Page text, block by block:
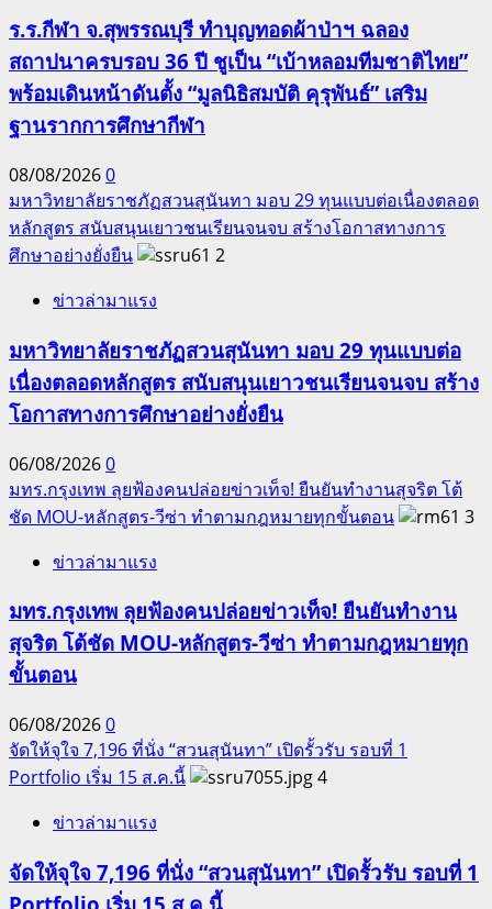
ร.ร.กีฬา จ.สุพรรณบุรี ทำบุญทอดผ้าป่าฯ ฉลอง
สถาปนาครบรอบ 36 ปี ชูเป็น “เบ้าหลอมทีมชาติไทย”
พร้อมเดินหน้าดันตั้ง “มูลนิธิสมบัติ คุรุพันธ์” เสริม
ฐานรากการศึกษากีฬา
08/08/20260
มหาวิทยาลัยราชภัฏสวนสุนันทา มอบ 29 ทุนแบบต่อเนื่องตลอด
หลักสูตร สนับสนุนเยาวชนเรียนจนจบ สร้างโอกาสทางการ
ศึกษาอย่างยั่งยืน
2
ข่าวล่ามาแรง
มหาวิทยาลัยราชภัฏสวนสุนันทา มอบ 29 ทุนแบบต่อ
เนื่องตลอดหลักสูตร สนับสนุนเยาวชนเรียนจนจบ สร้าง
โอกาสทางการศึกษาอย่างยั่งยืน
06/08/20260
มทร.กรุงเทพ ลุยฟ้องคนปล่อยข่าวเท็จ! ยืนยันทำงานสุจริต โต้
ชัด MOU-หลักสูตร-วีซ่า ทำตามกฎหมายทุกขั้นตอน
3
ข่าวล่ามาแรง
มทร.กรุงเทพ ลุยฟ้องคนปล่อยข่าวเท็จ! ยืนยันทำงาน
สุจริต โต้ชัด MOU-หลักสูตร-วีซ่า ทำตามกฎหมายทุก
ขั้นตอน
06/08/20260
จัดให้จุใจ 7,196 ที่นั่ง “สวนสุนันทา” เปิดรั้วรับ รอบที่ 1
Portfolio เริ่ม 15 ส.ค.นี้
4
ข่าวล่ามาแรง
จัดให้จุใจ 7,196 ที่นั่ง “สวนสุนันทา” เปิดรั้วรับ รอบที่ 1